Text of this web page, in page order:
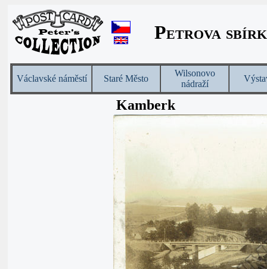
Petrova
Václavské náměstí Staré Město
Wilsonovo
nádraží
Kamberk